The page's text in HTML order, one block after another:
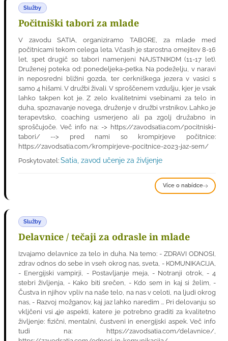
Služby
Počitniški tabori za mlade
V zavodu SATIA, organiziramo TABORE, za mlade med
počitnicami tekom celega leta. Včasih je starostna omejitev 8-16
let, spet drugič so tabori namenjeni NAJSTNIKOM (11-17 let).
Druženej poteka od: ponedeljeka-petka. Na podeželju, v naravi
in neposredni bližini gozda, ter cerkniškega jezera v vasici s
samo 4 hišami. V družbi živali. V sproščenem vzdušju, kjer je vsak
lahko takpen kot je. Z zelo kvalitetnimi vsebinami za telo in
duha, spoznavanje novega, druženje v družbi vrstnikov. Lahko je
terapevtsko, coaching usmerjeno ali pa zgolj družabno in
sproščujoče. Več info na: -> https://zavodsatia.com/pocitniski-
tabori/ --> pred nami so krompirjeve počitnice:
https://zavodsatia.com/krompirjeve-pocitnice-2023-jaz-sem/
Poskytovatel: Satia, zavod učenje za življenje
Více o nabídce
Služby
Delavnice / tečaji za odrasle in mlade
Izvajamo delavnice za telo in duha. Na temo: - ZDRAVI ODNOSI,
zdrav odnos do sebe in vseh okrog nas, sveta, - KOMUNIKACIJA,
- Energijski vampirji, - Postavljanje meja, - Notranji otrok, - 4
stebri življenja, - Kako biti srečen, - Kdo sem in kaj si želim, -
Čustva in njihov vpliv na naše telo, na nas v celoti, na ljudi okrog
nas, - Razvoj možganov, kaj jaz lahko naredim ... Pri delovanju so
vkljčeni vsi 4je aspekti, katere je potrebno graditi za kvalitetno
življenje: fizični, mentalni, čustveni in energijski aspek. Več info
tudi na: https://zavodsatia.com/delavnice/,